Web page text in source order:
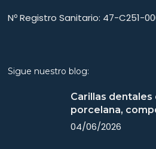
Nº Registro Sanitario: 47-C251-
Sigue nuestro blog:
Carillas dentales
porcelana,
04/06/2026